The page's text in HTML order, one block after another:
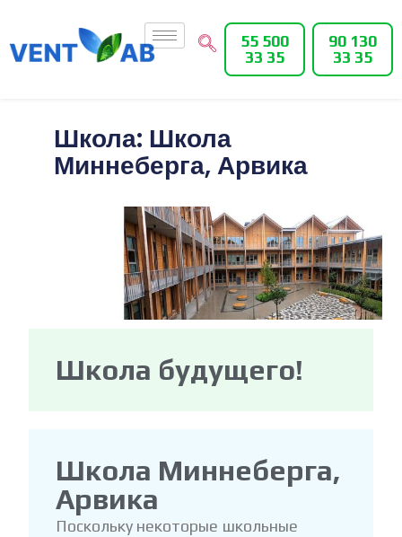
55 500
33 35
90 130
33 35
Школа: Школа
Миннеберга, Арвика
Школа будущего!
Школа Миннеберга,
Арвика
Поскольку некоторые школьные